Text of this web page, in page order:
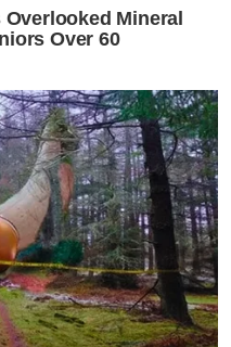
Mineral
Over 60